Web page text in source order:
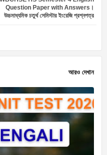
atsa
Question Paper with Answers।
উচ্চমাধ্যমিক চতুর্থ সেমিস্টার ইংরেজি প্রশ্নপত্র
আরও দেখান